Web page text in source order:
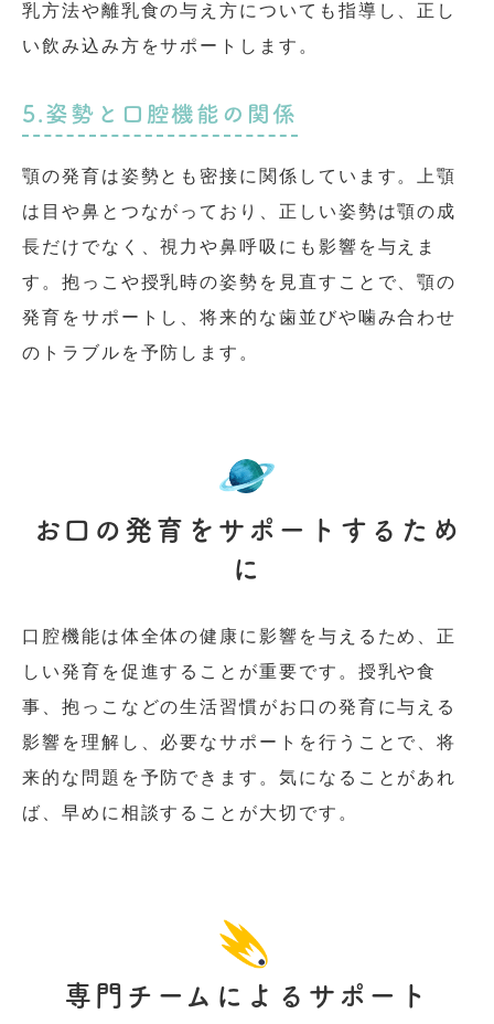
乳方法や離乳食の与え方についても指導し、正し
い飲み込み方をサポートします。
5.姿勢と口腔機能の関係
顎の発育は姿勢とも密接に関係しています。上顎
は目や鼻とつながっており、正しい姿勢は顎の成
長だけでなく、視力や鼻呼吸にも影響を与えま
す。抱っこや授乳時の姿勢を見直すことで、顎の
発育をサポートし、将来的な歯並びや噛み合わせ
のトラブルを予防します。
お口の発育をサポートするため
に
口腔機能は体全体の健康に影響を与えるため、正
しい発育を促進することが重要です。授乳や食
事、抱っこなどの生活習慣がお口の発育に与える
影響を理解し、必要なサポートを行うことで、将
来的な問題を予防できます。気になることがあれ
ば、早めに相談することが大切です。
専門チームによるサポート